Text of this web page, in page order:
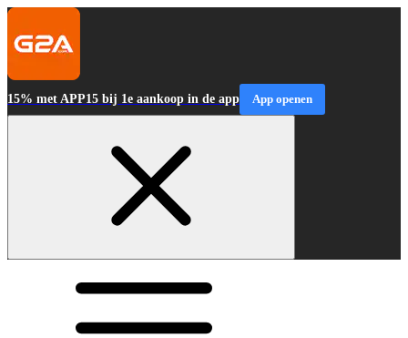
15% met APP15 bij 1e aankoop in de app App openen